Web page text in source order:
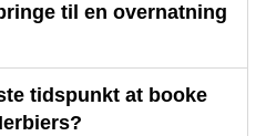
til en overnatning
tidspunkt at booke